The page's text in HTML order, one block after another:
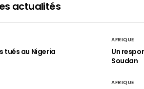
actualités
tués au Nigeria
AFRIQUE
Un
Soudan
AFRIQUE